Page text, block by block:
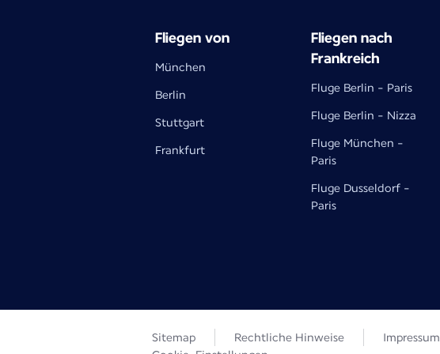
Fliegen von
München
Berlin
Stuttgart
Frankfurt
Fliegen nach
Frankreich
Fluge Berlin - Paris
Fluge Berlin - Nizza
Fluge München -
Paris
Fluge Dusseldorf -
Paris
Sitemap Rechtliche Hinweise Impressum